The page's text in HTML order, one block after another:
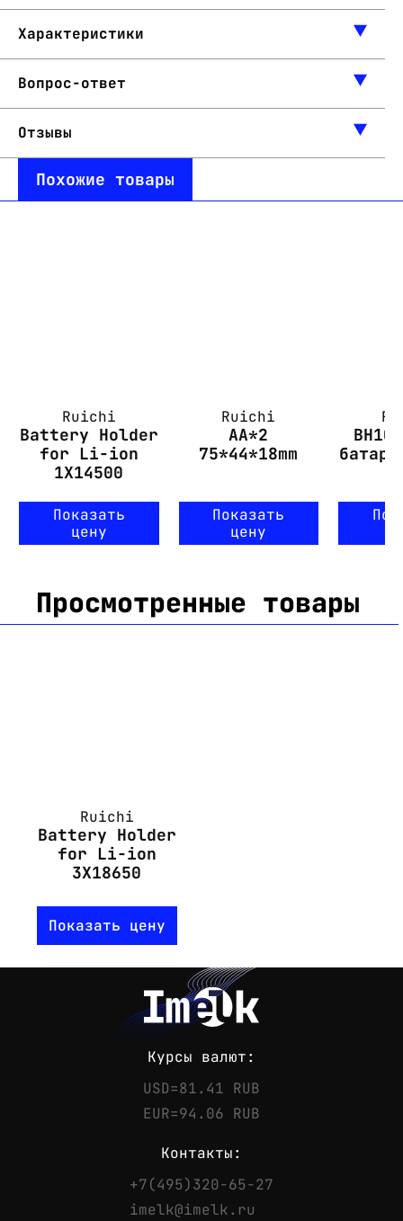
Контакты
Характеристики
Вопрос-ответ
Отзывы
Похожие товары
Ruichi
Battery Holder
for Li-ion
1X14500
Показать
цену
Ruichi
AA*2
75*44*18mm
Показать
цену
Просмотренные товары
Ruichi
Battery Holder
for Li-ion
3X18650
Показать цену
Курсы валют:
USD=81.41 RUB
EUR=94.06 RUB
Контакты:
+7(495)320-65-27
imelk@imelk.ru